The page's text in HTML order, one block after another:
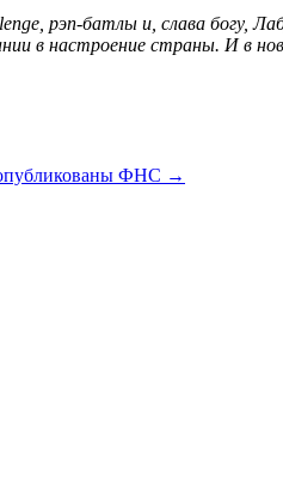
рэп-батлы и, слава богу,
в настроение страны. И в
опубликованы ФНС →